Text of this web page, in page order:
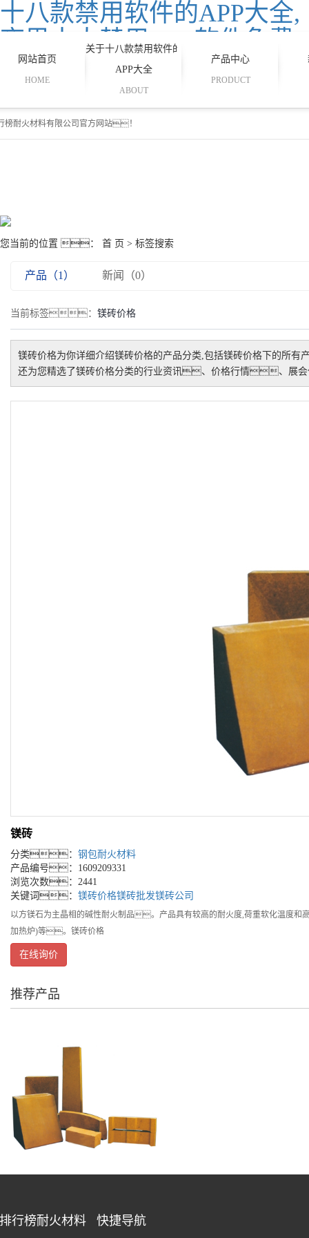
十八款禁用软件的APP大全,
夜里十大禁用APP软件免费
排行榜,日本大片免费看,一
级午夜一级在线观看
耐火材料有限公司官方网站！
网站首页
HOME
关于十八款禁用软件的
APP大全
ABOUT
产品中心
PRODUCT
您当前的位置 ： 首 页 > 标签搜索
产品（1） 新闻（0）
当前标签： 镁砖价格
镁砖价格为你详细介绍镁砖价格的产品分类,包括镁砖价格 下的所
还为您精选了镁砖价格分类的行业资讯、价格行情、展
镁砖
分类： 钢包耐火材料
产品编号：1609209331
浏览次数：2441
关键词： 镁砖价格镁砖批发镁砖公司
以方镁石为主晶相的碱性耐火制品。产品具有较高的耐火度,荷重软化
加热炉)等。镁砖价格
在线询价
推荐产品
行榜耐火材料 快捷导航